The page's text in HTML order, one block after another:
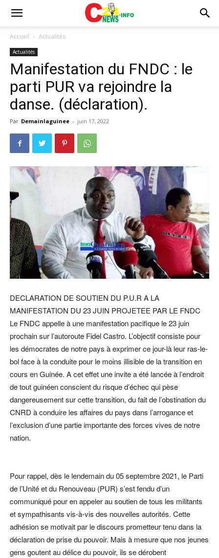
Accueil Actualités
Actualités
Manifestation du FNDC : le
parti PUR va rejoindre la
danse. (déclaration).
Par Demainlaguinee - juin 17, 2022
DECLARATION DE SOUTIEN DU P.U.R A LA
MANIFESTATION DU 23 JUIN PROJETEE PAR LE FNDC
Le FNDC appelle à une manifestation pacifique le 23 juin
prochain sur l’autoroute Fidel Castro. L’objectif consiste pour
les démocrates de notre pays à exprimer ce jour-là leur ras-le-
bol face à la conduite pour le moins illisible de la transition en
cours en Guinée. A cet effet une invite a été lancée à l’endroit
de tout guinéen conscient du risque d’échec qui pèse
dangereusement sur cette transition, du fait de l’obstination du
CNRD à conduire les affaires du pays dans l’arrogance et
l’exclusion d’une partie importante des forces vives de notre
nation.
Pour rappel, dès le lendemain du 05 septembre 2021, le Parti
de l’Unité et du Renouveau (PUR) s’est fendu d’un
communiqué pour en appeler au soutien de tous les militants
et sympathisants vis-à-vis des nouvelles autorités. Cette
adhésion se motivait par le discours prometteur tenu dans la
déclaration de prise du pouvoir. Mais à mesure que nos jeunes
gens goutent au délice du pouvoir, ils se dérobent